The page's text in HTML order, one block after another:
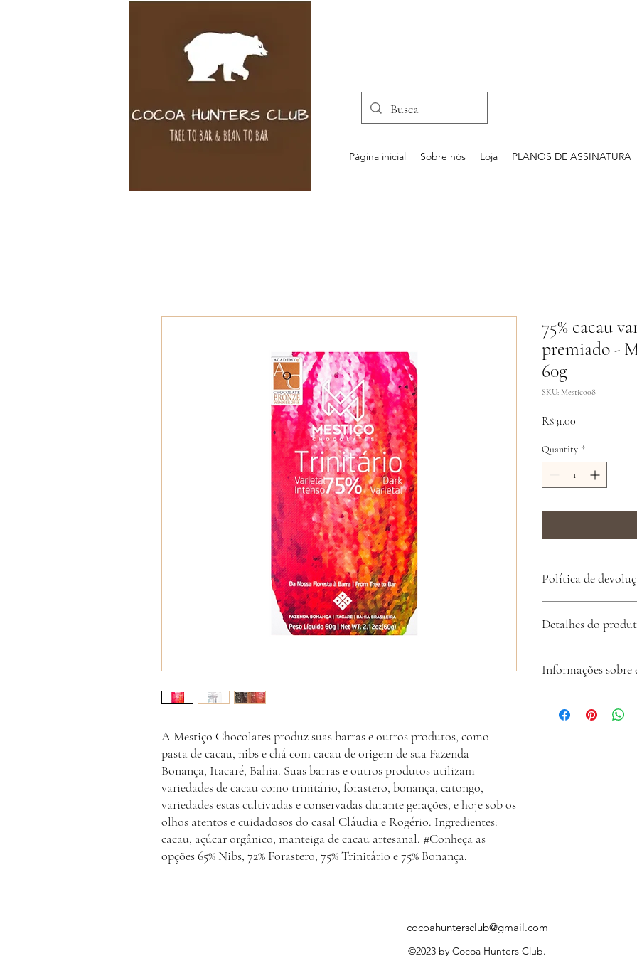
Página inicial Sobre nós Loja PLANOS DE ASSINATURA
A Mestiço Chocolates produz suas barras e outros produtos, como
pasta de cacau, nibs e chá com cacau de origem de sua Fazenda
Bonança, Itacaré, Bahia. Suas barras e outros produtos utilizam
variedades de cacau como trinitário, forastero, bonança, catongo,
variedades estas cultivadas e conservadas durante gerações, e hoje sob os
olhos atentos e cuidadosos do casal Cláudia e Rogério. Ingredientes:
cacau, açúcar orgânico, manteiga de cacau artesanal. #Conheça as
opções 65% Nibs, 72% Forastero, 75% Trinitário e 75% Bonança.
75% cacau
premiado -
60g
SKU: Mestico08
R$31.00
Quantity *
Política de
produto apresentar
Detalhes do
de origem, qualidade,
Informações sobre
envia o código de
cocoahuntersclub@gmail.com
©2023 by Cocoa Hunters Club.